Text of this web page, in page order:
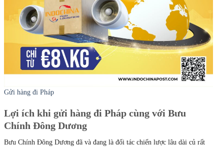
Gửi hàng đi Pháp
Lợi ích khi gửi hàng đi Pháp cùng với Bưu
Chính Đông Dương
Bưu Chính Đông Dương đã và đang là đối tác chiến lược lâu dài củ rất